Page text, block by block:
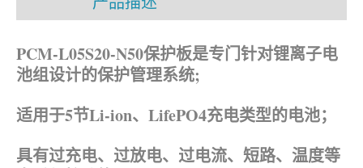
PCM-L05S20-N50保护板是专门针对锂离子电
池组设计的保护管理系统;
适用于5节Li-ion、 LifePO4充电类型的电池；
具有过充电、过放电、过电流、短路、温度等